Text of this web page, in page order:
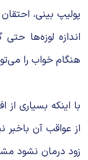
پولیپ بینی،
اندازه لوزه‌ها
هنگام خواب را
با اینکه بسیاری
از عواقب آن
زود درمان نشود